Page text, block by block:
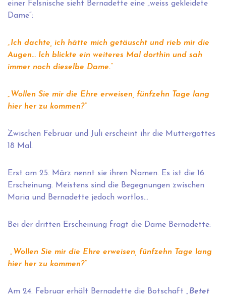
einer Felsnische sieht Bernadette eine „weiss gekleidete
Dame“:
„Ich dachte, ich hätte mich getäuscht und rieb mir die
Augen… Ich blickte ein weiteres Mal dorthin und sah
immer noch dieselbe Dame.“
„Wollen Sie mir die Ehre erweisen, fünfzehn Tage lang
hier her zu kommen?“
Zwischen Februar und Juli erscheint ihr die Muttergottes
18 Mal.
Erst am 25. März nennt sie ihren Namen. Es ist die 16.
Erscheinung. Meistens sind die Begegnungen zwischen
Maria und Bernadette jedoch wortlos…
Bei der dritten Erscheinung fragt die Dame Bernadette:
„Wollen Sie mir die Ehre erweisen, fünfzehn Tage lang
hier her zu kommen?“
Am 24. Februar erhält Bernadette die Botschaft „Betet